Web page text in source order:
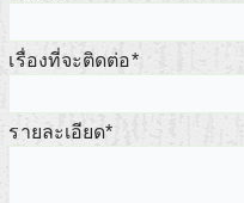
เรื่องที่จะติดต่อ*
รายละเอียด*